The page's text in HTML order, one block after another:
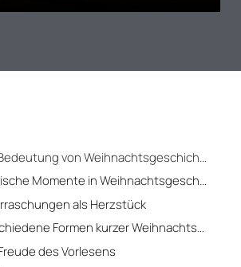
Die Bedeutung von Weihnachtsgeschichten
Magische Momente in Weihnachtsgeschichten
als Herzstück
Verschiedene Formen kurzer Weihnachtsgeschichten
des Vorlesens